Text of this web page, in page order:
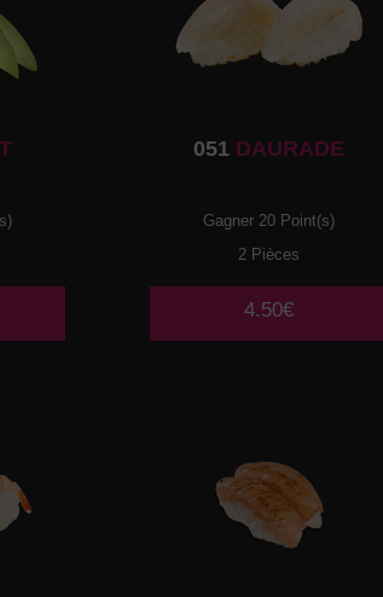
051 DAURADE
Gagner 20 Point(s)
2 Pièces
4.50€